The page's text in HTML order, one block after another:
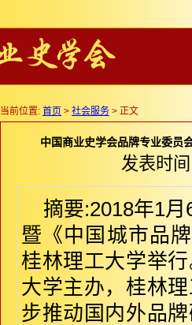
当前位置: 首页 > 社会服务 > 正文
中国商业史学会品牌专业委员
发表时
摘要:2018年1
暨《中国城市品
桂林理工大学举
大学主办，桂林
步推动国内外品